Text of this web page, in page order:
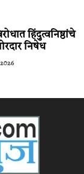
हिंदुत्वनिष्ठांचे
निषेध